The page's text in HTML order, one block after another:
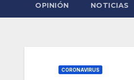
OPINIÓN NOTICIAS
CORONAVIRUS